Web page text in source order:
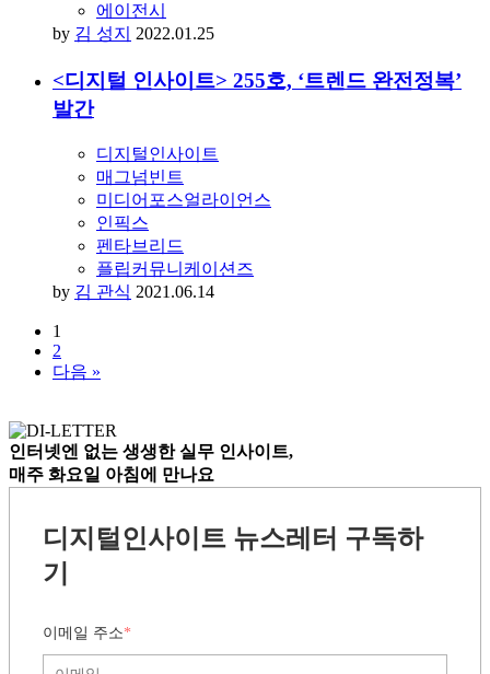
에이전시
by 김 성지 2022.01.25
<디지털 인사이트> 255호, ‘트렌드 완전정복’
발간
디지털인사이트
매그넘빈트
미디어포스얼라이언스
인픽스
펜타브리드
플립커뮤니케이션즈
by 김 관식 2021.06.14
1
2
다음 »
인터넷엔 없는 생생한 실무 인사이트,
매주 화요일 아침에 만나요
디지털인사이트 뉴스레터 구독하
기
이메일 주소*